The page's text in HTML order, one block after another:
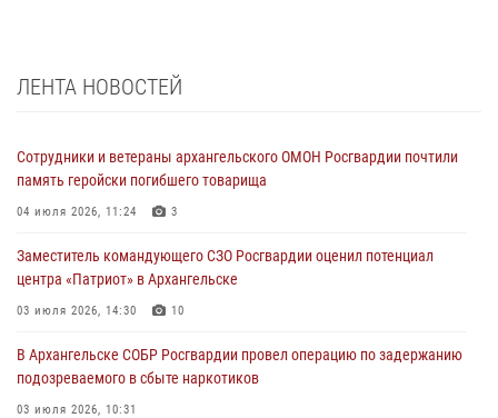
ЛЕНТА НОВОСТЕЙ
Сотрудники и ветераны архангельского ОМОН Росгвардии почтили
память геройски погибшего товарища
04 июля 2026, 11:24 3
Заместитель командующего СЗО Росгвардии оценил потенциал
центра «Патриот» в Архангельске
03 июля 2026, 14:30 10
В Архангельске СОБР Росгвардии провел операцию по задержанию
подозреваемого в сбыте наркотиков
03 июля 2026, 10:31